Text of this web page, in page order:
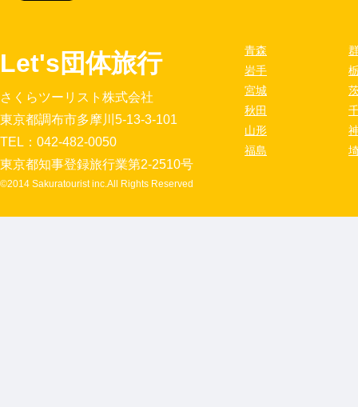
Let's団体旅行
さくらツーリスト株式会社
東京都調布市多摩川5-13-3-101
TEL：042-482-0050
東京都知事登録旅行業第2-2510号
©2014 Sakuratourist inc.All Rights Reserved
青森
岩手
宮城
秋田
山形
福島